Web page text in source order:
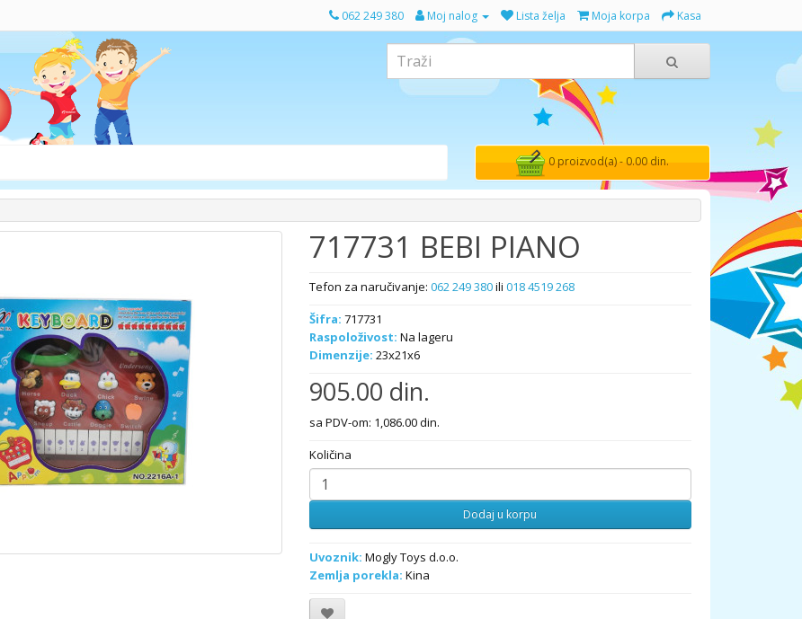
062 249 380 Moj nalog Lista želja Moja korpa Kasa
0 proizvod(a) - 0.00 din.
717731 BEBI PIANO
Tefon za naručivanje:062 249 380ili018 4519 268
Šifra: 717731
Raspoloživost: Na lageru
Dimenzije: 23x21x6
905.00 din.
sa PDV-om: 1,086.00 din.
Količina
Dodaj u korpu
Uvoznik: Mogly Toys d.o.o.
Zemlja porekla: Kina